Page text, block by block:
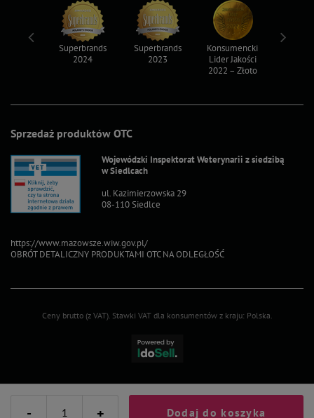
- + Dodaj do koszyka
Sprzedaż produktów OTC
Wojewódzki Inspektorat Weterynarii z siedzibą
w Siedlcach
ul. Kazimierzowska 29
08-110 Siedlce
https://www.mazowsze.wiw.gov.pl/
OBRÓT DETALICZNY PRODUKTAMI OTC NA ODLEGŁOŚĆ
Superbrands
2024
Superbrands
2023
Konsumencki
Lider Jakości
2022 – Złoto
Ceny brutto (z VAT). Stawki VAT dla konsumentów z kraju: Polska.